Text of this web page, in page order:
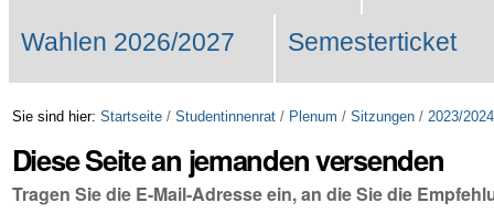
Wahlen 2026/2027 Semesterticket
Sie sind hier: Startseite / Studentinnenrat / Plenum / Sitzungen / 2023/2024
Diese Seite an jemanden versenden
Tragen Sie die E-Mail-Adresse ein, an die Sie die